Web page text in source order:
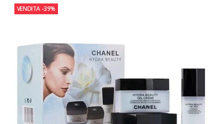
VENDITA -39%